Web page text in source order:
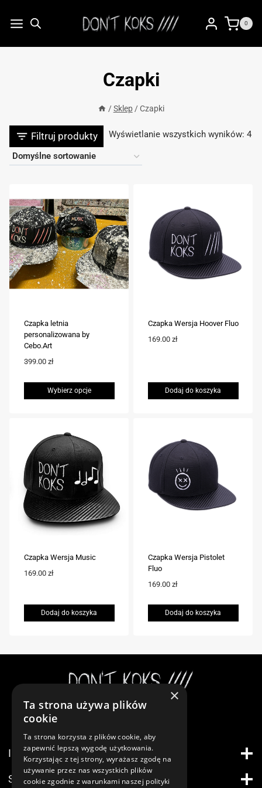
do
0
Czapki
/Sklep/Czapki
Filtruj produkty Wyświetlanie wszystkich wyników: 4
Czapka letnia
personalizowana by
Cebo.Art
399.00 zł
Wybierz opcje
wiele
wariantów.
Opcje
można
wybrać
produktu
Czapka Wersja Hoover Fluo
169.00 zł
Dodaj do koszyka
Czapka Wersja Music
169.00 zł
Dodaj do koszyka
Czapka Wersja Pistolet
Fluo
169.00 zł
Dodaj do koszyka
Instagram
INFORMACJE
STREFA KLIENTA
×
Ta strona używa plików
cookie
Ta strona korzysta z plików cookie, aby
zapewnić lepszą wygodę użytkowania.
Korzystając z tej strony, wyrażasz zgodę na
używanie przez nas wszystkich plików
cookie zgodnie z warunkami naszej polityki